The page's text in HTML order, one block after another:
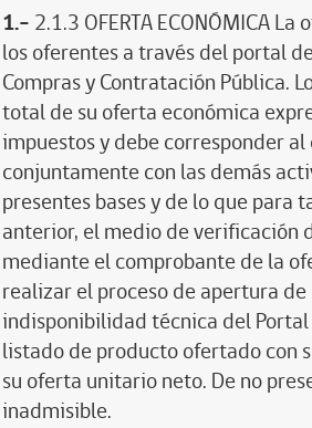
1.- 2.1.3 OFERTA ECONÓMICA
los oferentes a través del portal
Compras y Contratación Pública.
total de su oferta económica
impuestos y debe corresponder
conjuntamente con las demás
presentes bases y de lo que para
anterior, el medio de verificación
mediante el comprobante de la
realizar el proceso de apertura
indisponibilidad técnica del
listado de producto ofertado con
su oferta unitario neto. De no
inadmisible.